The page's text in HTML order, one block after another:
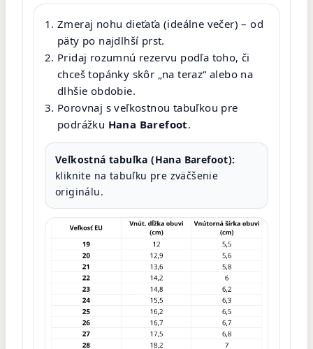
Zmeraj nohu dieťaťa (ideálne večer) – od
päty po najdlhší prst.
Pridaj rozumnú rezervu podľa toho, či
chceš topánky skôr „na teraz“ alebo na
dlhšie obdobie.
Porovnaj s veľkostnou tabuľkou pre
podrážku Hana Barefoot.
Veľkostná tabuľka (Hana Barefoot):
kliknite na tabuľku pre zväčšenie
originálu.